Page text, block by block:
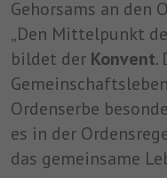
Gehorsams an den
„Den Mittelpunkt
bildet der Konvent.
Ordenserbe
es in der
das gemeinsame